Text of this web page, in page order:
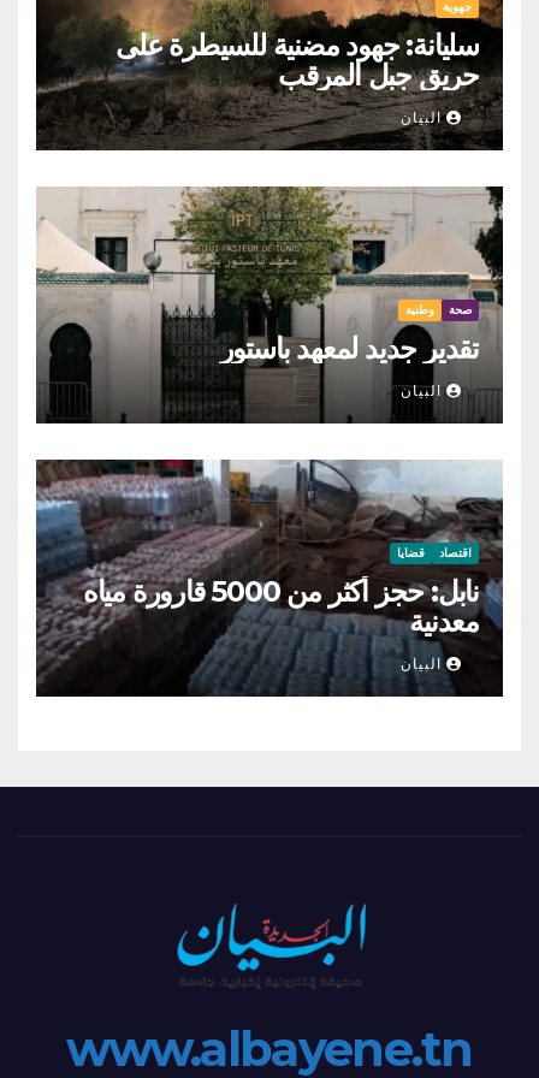
جهوية
سليانة: جهود مضنية للسيطرة على
حريق جبل المرقب
البيان
صحة وطنية
تقدير جديد لمعهد باستور
البيان
اقتصاد قضايا
نابل: حجز أكثر من 5000 قارورة مياه
معدنية
البيان
www.albayene.tn